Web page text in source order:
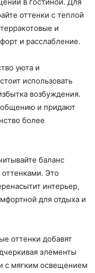
оттенки с теплой
и
и расслабление.
уюта и
использовать
возбуждения.
и придают
более
баланс
Это
интерьер,
для отдыха и
оттенки добавят
элементы
с мягким освещением